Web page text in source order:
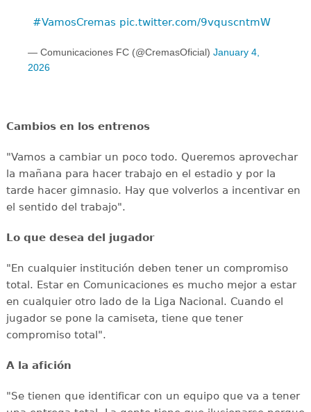
#VamosCremas pic.twitter.com/9vquscntmW
— Comunicaciones FC (@CremasOficial) January 4,
2026
Cambios en los entrenos
"Vamos a cambiar un poco todo. Queremos aprovechar
la mañana para hacer trabajo en el estadio y por la
tarde hacer gimnasio. Hay que volverlos a incentivar en
el sentido del trabajo".
Lo que desea del jugador
"En cualquier institución deben tener un compromiso
total. Estar en Comunicaciones es mucho mejor a estar
en cualquier otro lado de la Liga Nacional. Cuando el
jugador se pone la camiseta, tiene que tener
compromiso total".
A la afición
"Se tienen que identificar con un equipo que va a tener